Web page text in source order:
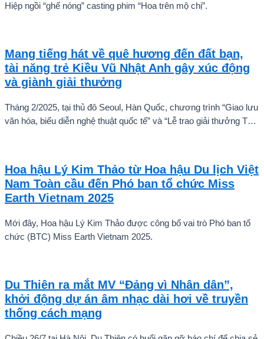
Hiệp ngồi “ghế nóng” casting phim “Hoa trên mộ chị”.
Mang tiếng hát về quê hương đến đất bạn,
tài năng trẻ Kiều Vũ Nhật Anh gây xúc động
và giành giải thưởng
Tháng 2/2025, tại thủ đô Seoul, Hàn Quốc, chương trình “Giao lưu
văn hóa, biểu diễn nghệ thuật quốc tế” và “Lễ trao giải thưởng Tài
ấn tượng mạnh với giọng hát trữ tình sâu lắng, mang đậm hơi thở
quê hương.
Hoa hậu Lý Kim Thảo từ Hoa hậu Du lịch Việt
Nam Toàn cầu đến Phó ban tổ chức Miss
Earth Vietnam 2025
Mới đây, Hoa hậu Lý Kim Thảo được công bố vai trò Phó ban tổ
chức (BTC) Miss Earth Vietnam 2025.
Du Thiên ra mắt MV “Đảng vì Nhân dân”,
khởi động dự án âm nhạc dài hơi về truyền
thống cách mạng